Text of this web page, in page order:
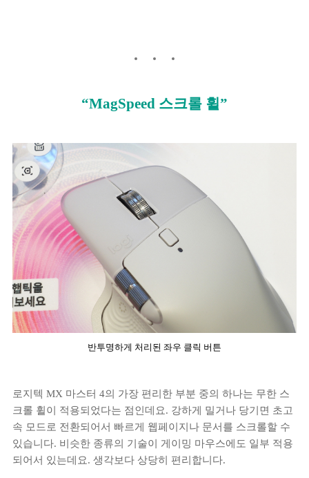
“MagSpeed 스크롤 휠”
반투명하게 처리된 좌우 클릭 버튼
로지텍 MX 마스터 4의 가장 편리한 부분 중의 하나는 무한 스
크롤 휠이 적용되었다는 점인데요. 강하게 밀거나 당기면 초고
속 모드로 전환되어서 빠르게 웹페이지나 문서를 스크롤할 수
있습니다. 비슷한 종류의 기술이 게이밍 마우스에도 일부 적용
되어서 있는데요. 생각보다 상당히 편리합니다.